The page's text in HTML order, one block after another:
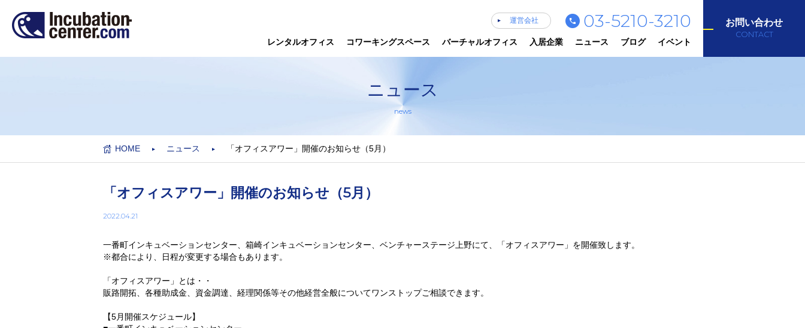
運営会社 03-5210-3210
レンタルオフィス コワーキングスペース バーチャルオフィス 入居企業 ニュース ブログ イベント
お問い合わせ
CONTACT
ニュース
news
HOME ニュース 「オフィスアワー」開催のお知らせ（5月）
「オフィスアワー」開催のお知らせ（5月）
2022.04.21
一番町インキュベーションセンター、箱崎インキュベーションセンター、ベンチャーステージ上野にて、「オフィスアワー」を開催致します。
※都合により、日程が変更する場合もあります。
「オフィスアワー」とは・・
販路開拓、各種助成金、資金調達、経理関係等その他経営全般についてワンストップご相談できます。
【5月開催スケジュール】